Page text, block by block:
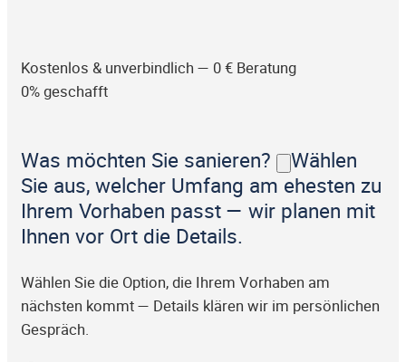
Kostenlos & unverbindlich — 0 € Beratung
0% geschafft
Was möchten Sie sanieren?
Wählen
Sie aus, welcher Umfang am ehesten zu
Ihrem Vorhaben passt — wir planen mit
Ihnen vor Ort die Details.
Wählen Sie die Option, die Ihrem Vorhaben am
nächsten kommt — Details klären wir im persönlichen
Gespräch.